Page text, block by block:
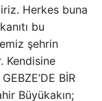
Herkes buna
bu
şehrin
Kendisine
BİR
Büyükakın;